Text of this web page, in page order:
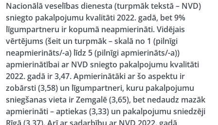
Nacionālā veselības dienesta (turpmāk tekstā – NVD)
sniegto pakalpojumu kvalitāti 2022. gadā, bet 9%
līgumpartneru ir kopumā neapmierināti.Vidējais
vērtējums (šeit un turpmāk – skalā no 1 (pilnīgi
neapmierināts/-a) līdz 5 (pilnīgi apmierināts/-a))
apmierinātībai ar NVD sniegto pakalpojumu kvalitāti
2022. gadā ir 3,47. Apmierinātāki ar šo aspektu ir
zobārsti (3,58) un līgumpartneri, kuru pakalpojumu
sniegšanas vieta ir Zemgalē (3,65), bet nedaudz mazāk
apmierināti – aptiekas (3,33) un pakalpojumu sniedzēji